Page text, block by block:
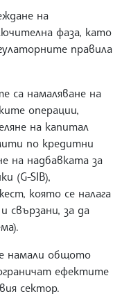
на
фаза, като
правила
са намаляване на
операции,
на капитал
по кредитни
на надбавката за
(G-SIB),
която се налага
свързани, за да
намали общото
ефектите
сектор.